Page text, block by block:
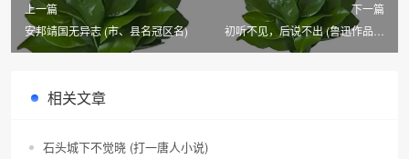
上一篇
安邦靖国无异志 (市、县名冠区名)
下一篇
初听不见，后说不出 (鲁迅作品篇
相关文章
石头城下不觉晓 (打一唐人小说)